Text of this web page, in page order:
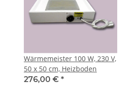
Wärmemeister 100 W, 230 V,
50 x 50 cm, Heizboden
276,00 € *